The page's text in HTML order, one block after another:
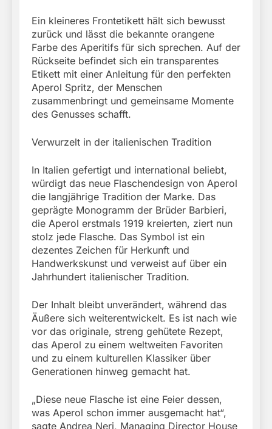
Ein kleineres Frontetikett hält sich bewusst
zurück und lässt die bekannte orangene
Farbe des Aperitifs für sich sprechen. Auf der
Rückseite befindet sich ein transparentes
Etikett mit einer Anleitung für den perfekten
Aperol Spritz, der Menschen
zusammenbringt und gemeinsame Momente
des Genusses schafft.
Verwurzelt in der italienischen Tradition
In Italien gefertigt und international beliebt,
würdigt das neue Flaschendesign von Aperol
die langjährige Tradition der Marke. Das
geprägte Monogramm der Brüder Barbieri,
die Aperol erstmals 1919 kreierten, ziert nun
stolz jede Flasche. Das Symbol ist ein
dezentes Zeichen für Herkunft und
Handwerkskunst und verweist auf über ein
Jahrhundert italienischer Tradition.
Der Inhalt bleibt unverändert, während das
Äußere sich weiterentwickelt. Es ist nach wie
vor das originale, streng gehütete Rezept,
das Aperol zu einem weltweiten Favoriten
und zu einem kulturellen Klassiker über
Generationen hinweg gemacht hat.
„Diese neue Flasche ist eine Feier dessen,
was Aperol schon immer ausgemacht hat“,
sagte Andrea Neri, Managing Director House